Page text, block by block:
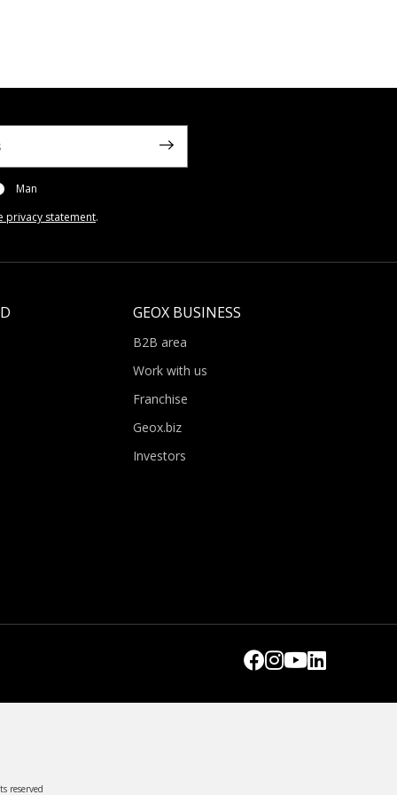
Man
privacy statement.
GEOX BUSINESS
B2B area
Work with us
Franchise
Geox.biz
Investors
reserved